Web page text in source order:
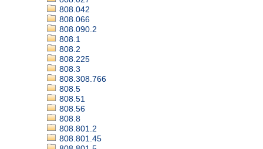
808.042
808.066
808.090.2
808.1
808.2
808.225
808.3
808.308.766
808.5
808.51
808.56
808.8
808.801.2
808.801.45